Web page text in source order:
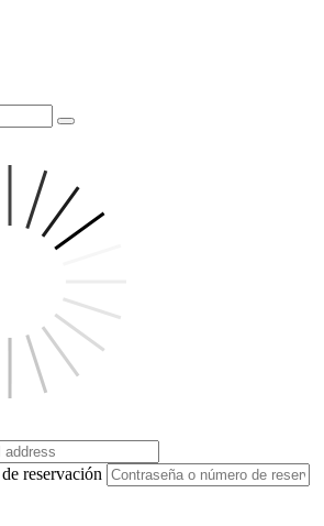
reservación